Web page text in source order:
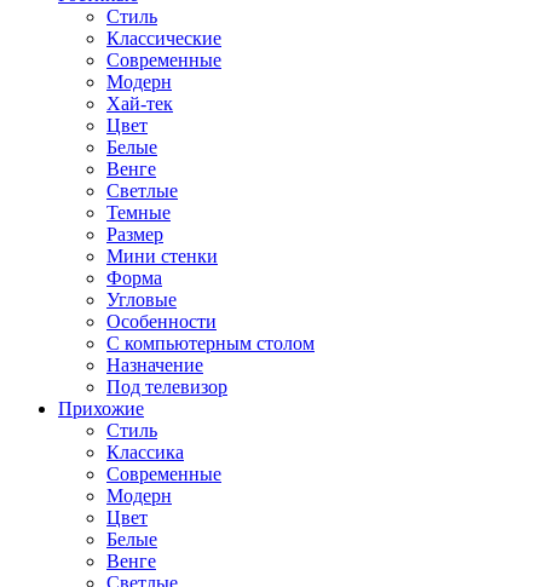
Стиль
Классические
Современные
Модерн
Хай-тек
Цвет
Белые
Венге
Светлые
Темные
Размер
Мини стенки
Форма
Угловые
Особенности
С компьютерным столом
Назначение
Под телевизор
Прихожие
Стиль
Классика
Современные
Модерн
Цвет
Белые
Венге
Светлые